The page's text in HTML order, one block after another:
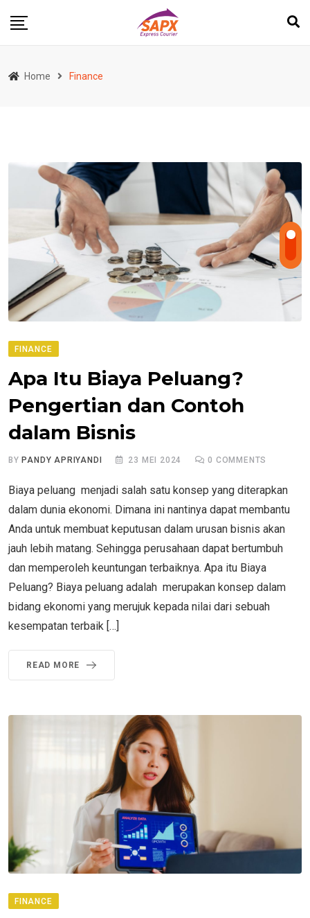
Home Finance
FINANCE
Apa Itu Biaya Peluang?
Pengertian dan Contoh
dalam Bisnis
BYPANDY APRIYANDI 23 MEI 2024 0 COMMENTS
Biaya peluang menjadi salah satu konsep yang diterapkan
dalam dunia ekonomi. Dimana ini nantinya dapat membantu
Anda untuk membuat keputusan dalam urusan bisnis akan
jauh lebih matang. Sehingga perusahaan dapat bertumbuh
dan memperoleh keuntungan terbaiknya. Apa itu Biaya
Peluang? Biaya peluang adalah merupakan konsep dalam
bidang ekonomi yang merujuk kepada nilai dari sebuah
kesempatan terbaik […]
READ MORE
FINANCE